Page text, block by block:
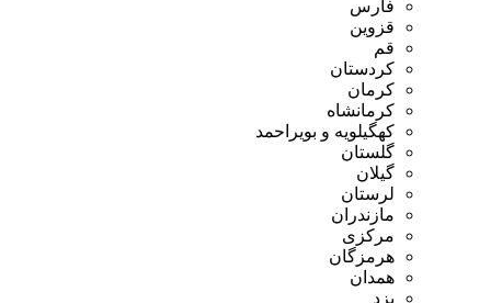
فارس
قزوین
قم
کردستان
کرمان
کرمانشاه
کهگیلویه و بویراحمد
گلستان
گیلان
لرستان
مازندران
مرکزی
هرمزگان
همدان
یزد